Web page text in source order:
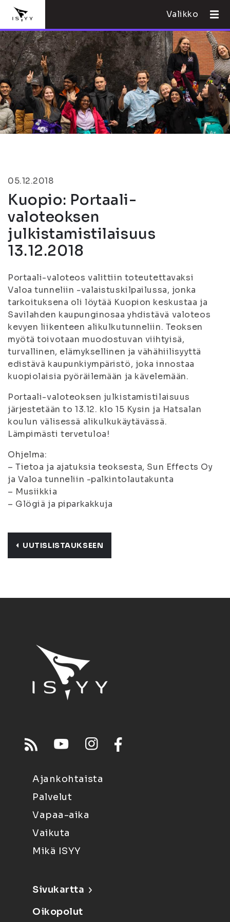
Valikko
05.12.2018
Kuopio: Portaali-
valoteoksen
julkistamistilaisuus
13.12.2018
Portaali-valoteos valittiin toteutettavaksi
Valoa tunneliin -valaistuskilpailussa, jonka
tarkoituksena oli löytää Kuopion keskustaa ja
Savilahden kaupunginosaa yhdistävä valoteos
kevyen liikenteen alikulkutunneliin. Teoksen
myötä toivotaan muodostuvan viihtyisä,
turvallinen, elämyksellinen ja vähähiilisyyttä
edistävä kaupunkiympäristö, joka innostaa
kuopiolaisia pyöräilemään ja kävelemään.
Portaali-valoteoksen julkistamistilaisuus
järjestetään to 13.12. klo 15 Kysin ja Hatsalan
koulun välisessä alikulkukäytävässä.
Lämpimästi tervetuloa!
Ohjelma:
– Tietoa ja ajatuksia teoksesta, Sun Effects Oy
ja Valoa tunneliin -palkintolautakunta
– Musiikkia
– Glögiä ja piparkakkuja
UUTISLISTAUKSEEN
Ajankohtaista
Palvelut
Vapaa-aika
Vaikuta
Mikä ISYY
Sivukartta
Oikopolut